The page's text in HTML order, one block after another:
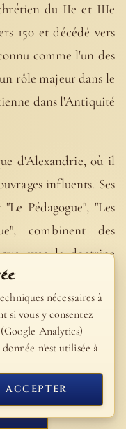
du IIe et IIIe
150 et décédé vers
comme l'un des
rôle majeur dans le
dans l'Antiquité
d'Alexandrie, où il
influents. Ses
Pédagogue", "Les
combinent des
avec la doctrine
synthèse entre la foi
connaissance des
époque et un
la défense de la foi
souvent cité pour
nécessaires à
si vous y consentez
Analytics)
n'est utilisée à
ACCEPTER